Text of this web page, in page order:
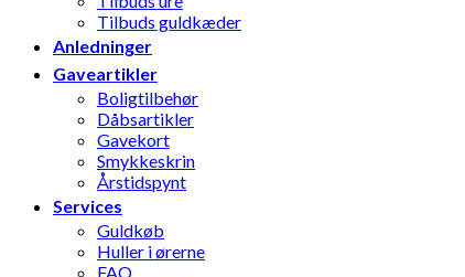
Tilbuds guldkæder
Anledninger
Gaveartikler
Boligtilbehør
Dåbsartikler
Gavekort
Smykkeskrin
Årstidspynt
Services
Guldkøb
Huller i ørerne
FAQ